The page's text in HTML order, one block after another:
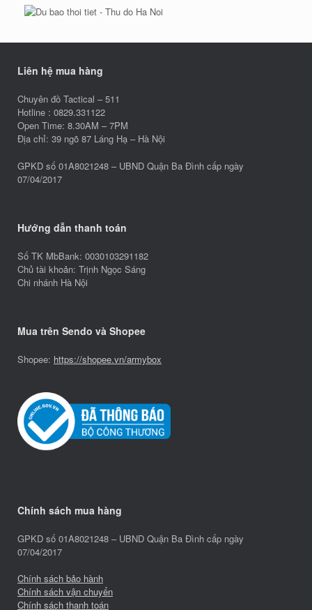
Liên hệ mua hàng
Chuyên đồ Tactical – 511
Hotline : 0829.331122
Open Time: 8.30AM – 7PM
Địa chỉ: 39 ngõ 87 Láng Hạ – Hà Nội
GPKD số 01A8021248 – UBND Quận Ba Đình cấp ngày
07/04/2017
Hướng dẫn thanh toán
Số TK MbBank: 0030103291182
Chủ tài khoản: Trịnh Ngọc Sáng
Chi nhánh Hà Nội
Mua trên Sendo và Shopee
Shopee: https://shopee.vn/armybox
Chính sách mua hàng
GPKD số 01A8021248 – UBND Quận Ba Đình cấp ngày
07/04/2017
Chính sách bảo hành
Chính sách vận chuyển
Chính sách thanh toán